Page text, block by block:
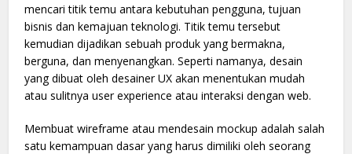
mencari titik temu antara kebutuhan pengguna, tujuan
bisnis dan kemajuan teknologi. Titik temu tersebut
kemudian dijadikan sebuah produk yang bermakna,
berguna, dan menyenangkan. Seperti namanya, desain
yang dibuat oleh desainer UX akan menentukan mudah
atau sulitnya user experience atau interaksi dengan web.
Membuat wireframe atau mendesain mockup adalah salah
satu kemampuan dasar yang harus dimiliki oleh seorang